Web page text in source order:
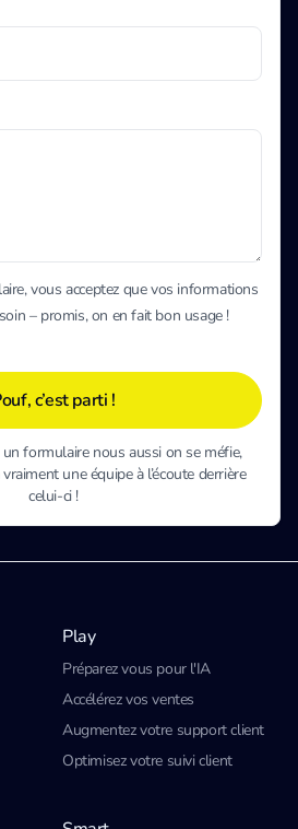
vous acceptez que vos informations
– promis, on en fait bon usage !
c’est parti !
formulaire nous aussi on se méfie,
une équipe à l’écoute derrière
celui-ci !
Play
Préparez vous pour l'IA
Accélérez vos ventes
Augmentez votre support client
Optimisez votre suivi client